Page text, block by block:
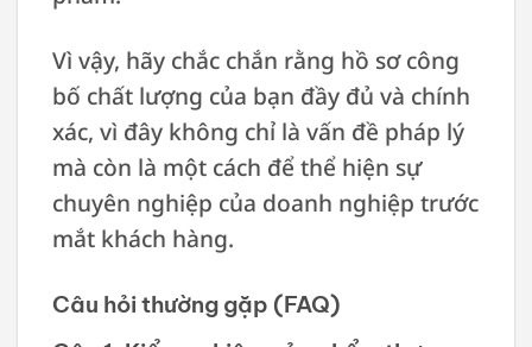
Vì vậy, hãy chắc chắn rằng hồ sơ công
bố chất lượng của bạn đầy đủ và chính
xác, vì đây không chỉ là vấn đề pháp lý
mà còn là một cách để thể hiện sự
chuyên nghiệp của doanh nghiệp trước
mắt khách hàng.
Câu hỏi thường gặp (FAQ)